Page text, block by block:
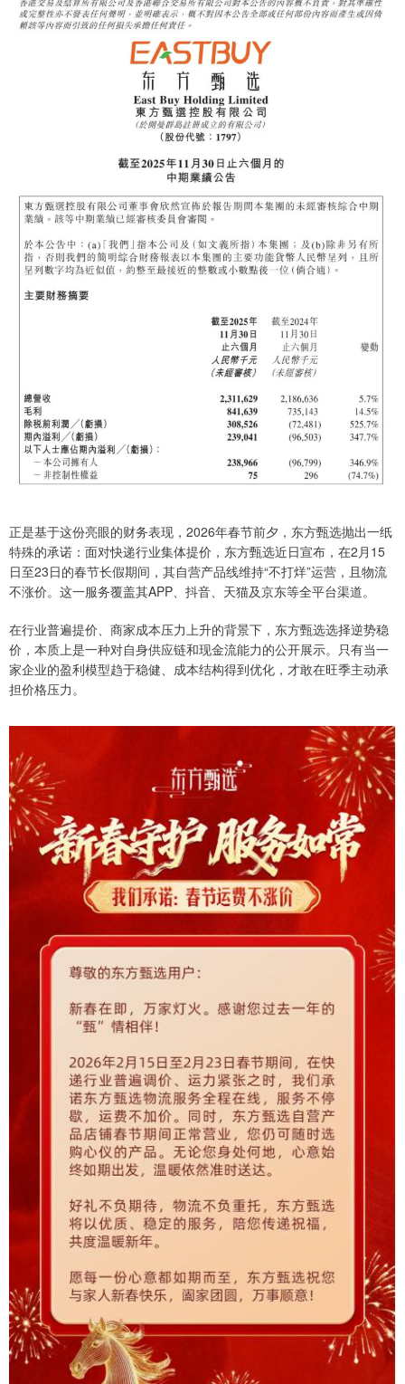
正是基于这份亮眼的财务表现，2026年春节前夕，东方甄选抛出一纸
特殊的承诺：面对快递行业集体提价，东方甄选近日宣布，在2月15
日至23日的春节长假期间，其自营产品线维持“不打烊”运营，且物流
不涨价。这一服务覆盖其APP、抖音、天猫及京东等全平台渠道。
在行业普遍提价、商家成本压力上升的背景下，东方甄选选择逆势稳
价，本质上是一种对自身供应链和现金流能力的公开展示。只有当一
家企业的盈利模型趋于稳健、成本结构得到优化，才敢在旺季主动承
担价格压力。